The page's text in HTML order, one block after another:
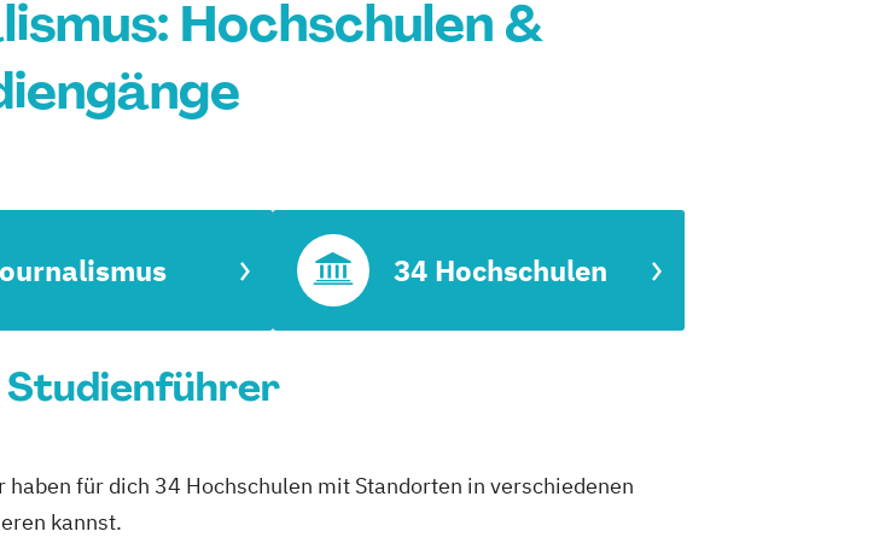
Hochschulen &
34 Hochschulen
Studienführer
für dich 34 Hochschulen mit Standorten in verschiedenen
kannst.